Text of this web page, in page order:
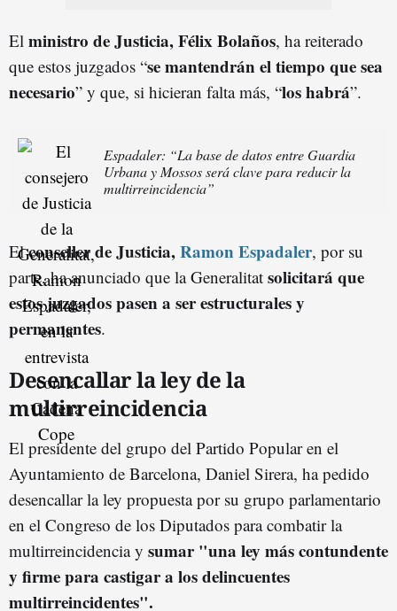
El ministro de Justicia, Félix Bolaños, ha reiterado
que estos juzgados “se mantendrán el tiempo que sea
necesario” y que, si hicieran falta más, “los habrá”.
Espadaler: “La base de datos entre Guardia
Urbana y Mossos será clave para reducir la
multirreincidencia”
Elconseller de Justicia,Ramon Espadaler, por su
parte, ha anunciado que la Generalitat solicitará que
estos juzgados pasen a ser estructurales y
permanentes.
Desencallar la ley de la
multirreincidencia
El presidente del grupo del Partido Popular en el
Ayuntamiento de Barcelona, Daniel Sirera, ha pedido
desencallar la ley propuesta por su grupo parlamentario
en el Congreso de los Diputados para combatir la
multirreincidencia y sumar "una ley más contundente
y firme para castigar a los delincuentes
multirreincidentes".